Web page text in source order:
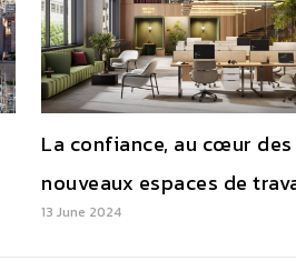
La confiance, au cœur des
nouveaux espaces de
13 June 2024